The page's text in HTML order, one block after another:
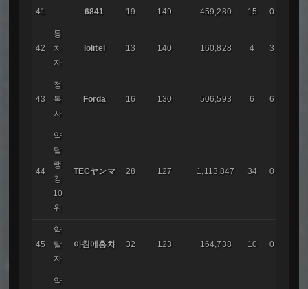
41 6841 19 149 459,280 15 0
42
통
치
자
lolitel 13 140 160,828 4 3
43
정
복
자
Forda 16 130 506,593 6 6
44
약
탈
랭
킹
10
위
TECヤンマ 28 127 1,113,847 34 0
45
약
탈
자
아침에홍차 32 123 164,738 10 0
약